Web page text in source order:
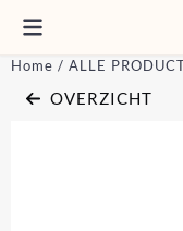
Cookievoorkeuren
Home / ALLE
OVERZICHT